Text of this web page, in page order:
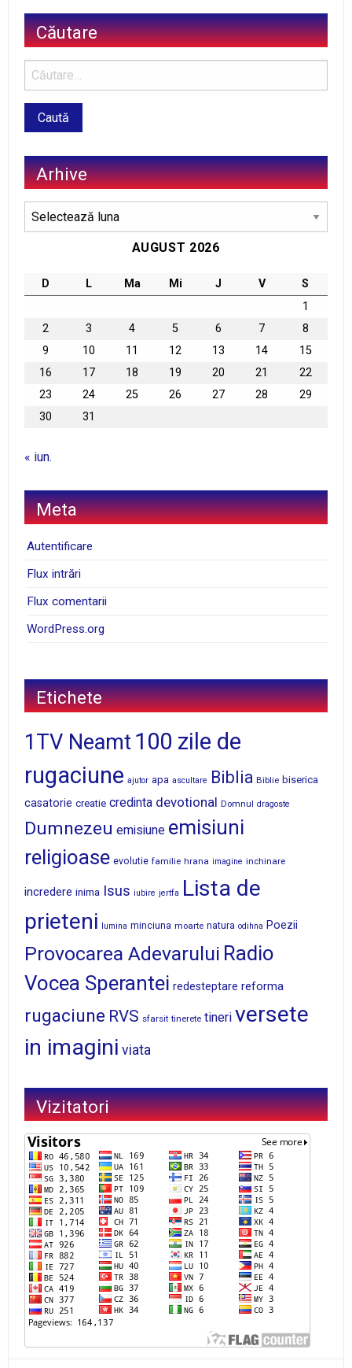
Căutare
Arhive
Arhive
AUGUST 2026
D L Ma Mi J V
S
1
2
3 4 5 6 7
8
9
10 11 12 13 14
15
16
17 18 19 20 21
22
23
24 25 26 27 28
29
30
31
« iun.
Meta
Autentificare
Flux intrări
Flux comentarii
WordPress.org
Etichete
1TV Neamt 100 zile de
rugaciune ajutor apa ascultare Biblia Biblie biserica
casatorie creatie credinta devotional Domnul dragoste
Dumnezeu emisiune emisiuni
religioase evolutie familie hrana imagine inchinare
incredere inima Isus iubire jertfa Lista de
prieteni lumina minciuna moarte natura odihna Poezii
Provocarea Adevarului Radio
Vocea Sperantei redesteptare reforma
rugaciune RVS sfarsit tinerete tineri versete
in imagini viata
Vizitatori